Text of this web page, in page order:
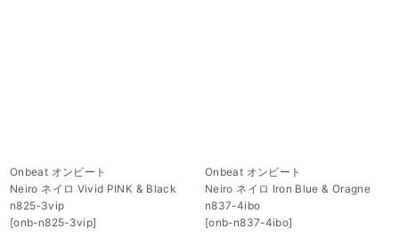
Onbeat オンビート
Neiro ネイロ Vivid PINK & Black
n825-3vip
[onb-n825-3vip]
Onbeat オンビート
Neiro ネイロ Iron Blue & Oragne
n837-4ibo
[onb-n837-4ibo]